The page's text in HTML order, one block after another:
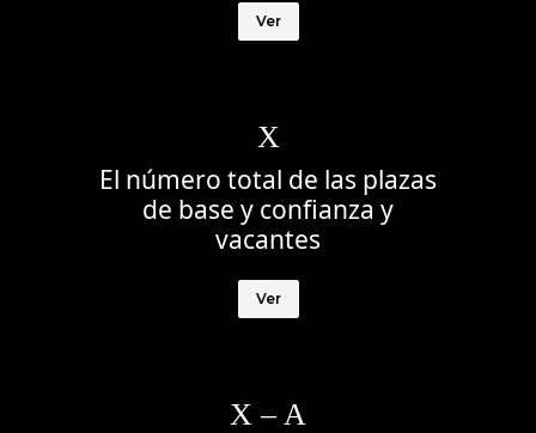
Ver
X
El número total de las plazas
de base y confianza y
vacantes
Ver
X – A